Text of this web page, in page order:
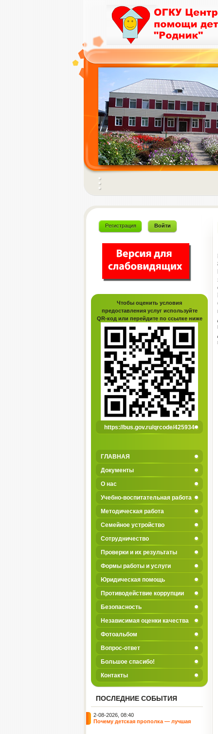
Регистрация Войти
Чтобы оценить условия
предоставления услуг используйте
QR-код или перейдите по ссылке ниже
https://bus.gov.ru/qrcode/425934
ГЛАВНАЯ
Документы
О нас
Учебно-воспитательная работа
Методическая работа
Семейное устройство
Сотрудничество
Проверки и их результаты
Формы работы и услуги
Юридическая помощь
Противодействие коррупции
Безопасность
Независимая оценки качества
Фотоальбом
Вопрос-ответ
Большое спасибо!
Контакты
ПОСЛЕДНИЕ СОБЫТИЯ
2-08-2026, 08:40
Почему детская прополка — лучшая